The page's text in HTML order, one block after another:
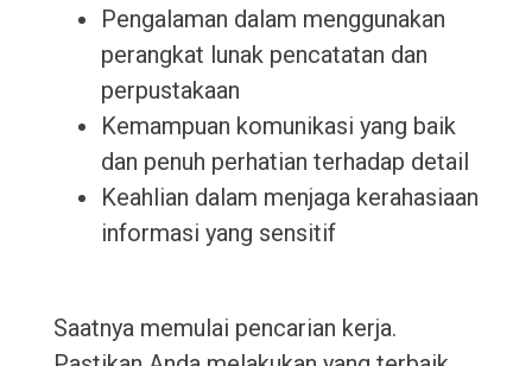
Pengalaman dalam menggunakan
perangkat lunak pencatatan dan
perpustakaan
Kemampuan komunikasi yang baik
dan penuh perhatian terhadap detail
Keahlian dalam menjaga kerahasiaan
informasi yang sensitif
Saatnya memulai pencarian kerja.